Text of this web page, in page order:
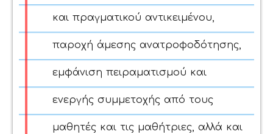
και πραγματικού αντικειμένου,
παροχή άμεσης ανατροφοδότησης,
εμφάνιση πειραματισμού και
ενεργής συμμετοχής από τους
μαθητές και τις μαθήτριες, αλλά και